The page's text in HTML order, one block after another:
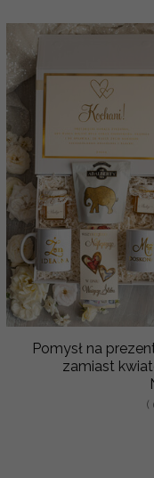
Pomysł na
zamiast
(